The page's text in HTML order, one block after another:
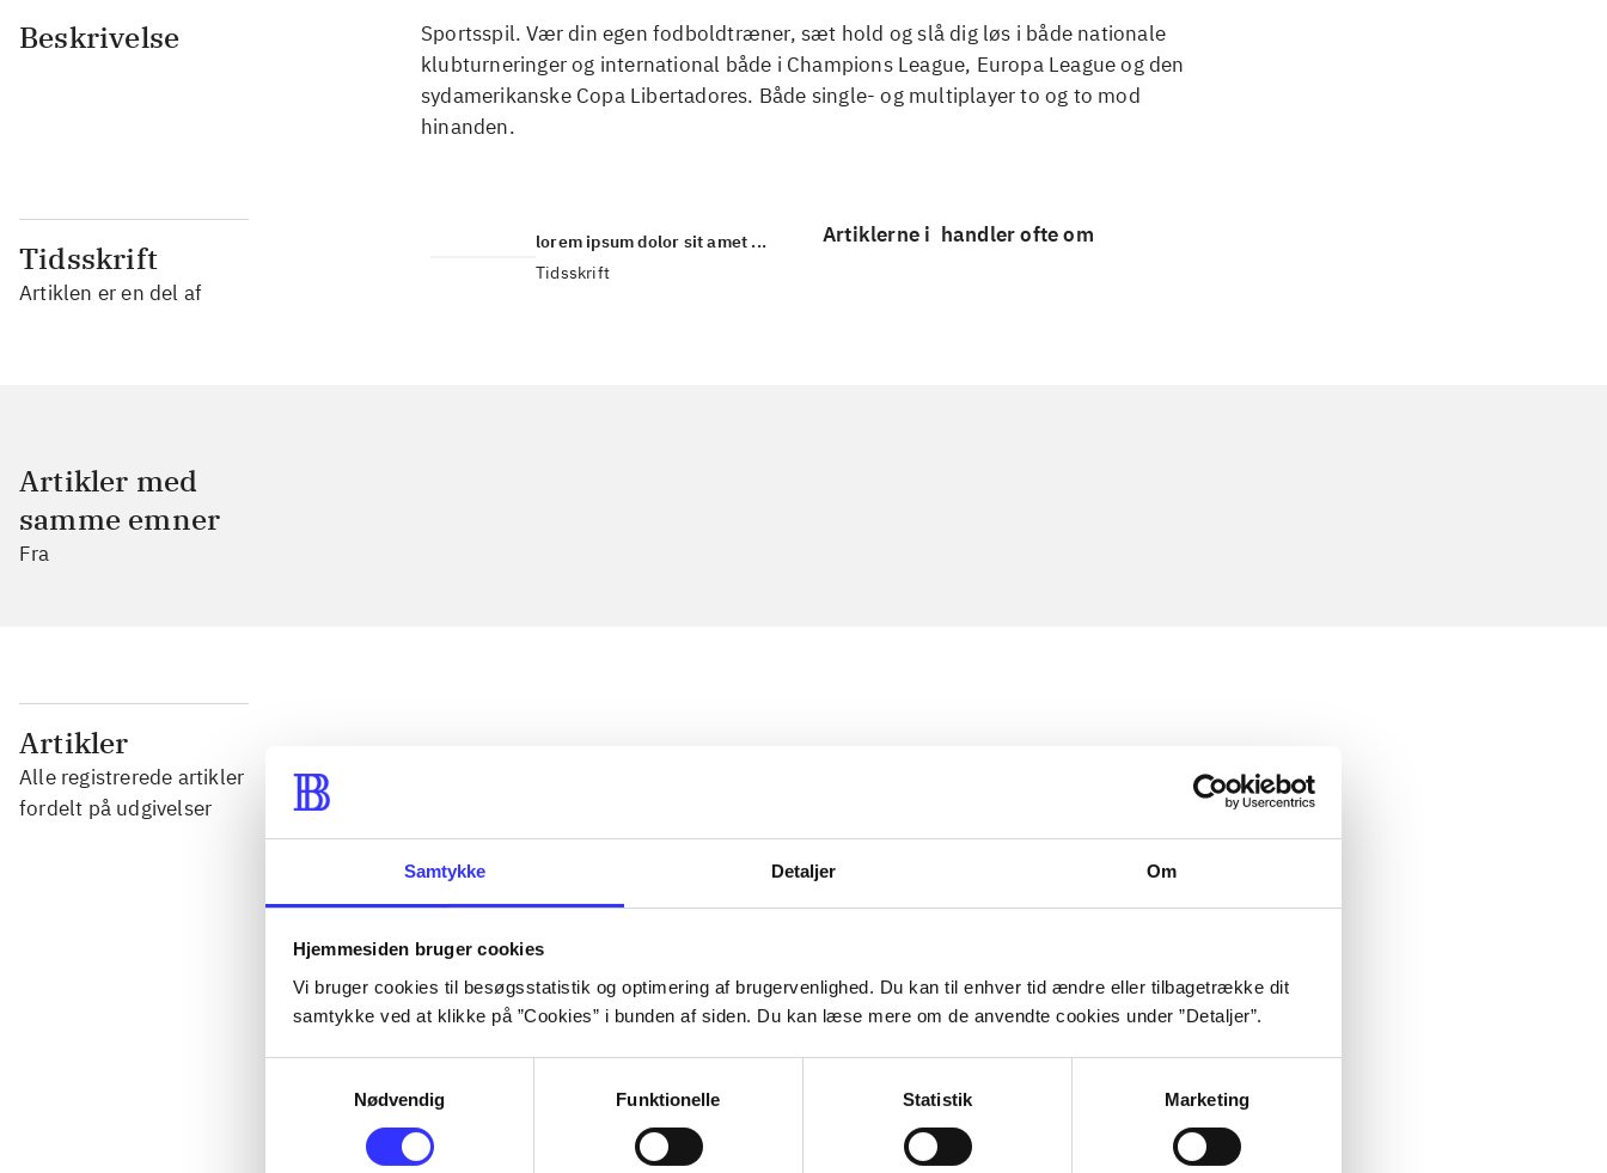
Samtykke Detaljer Om
Hjemmesiden bruger cookies
Vi bruger cookies til besøgsstatistik og optimering af brugervenlighed. Du kan til enhver tid ændre eller tilbagetrække dit
samtykke ved at klikke på ”Cookies” i bunden af siden. Du kan læse mere om de anvendte cookies under ”Detaljer”.
Nødvendig
Funktionelle Statistik Marketing
Beskrivelse
Sportsspil. Vær din egen fodboldtræner, sæt hold og slå dig løs i både nationale
klubturneringer og international både i Champions League, Europa League og den
sydamerikanske Copa Libertadores. Både single- og multiplayer to og to mod
hinanden.
Tidsskrift
Artiklen er en del af
lorem ipsum dolor sit amet ...
Tidsskrift
Artiklerne i handler ofte om
Artikler med
samme emner
Fra
Artikler
Alle registrerede artikler
fordelt på udgivelser
...
...